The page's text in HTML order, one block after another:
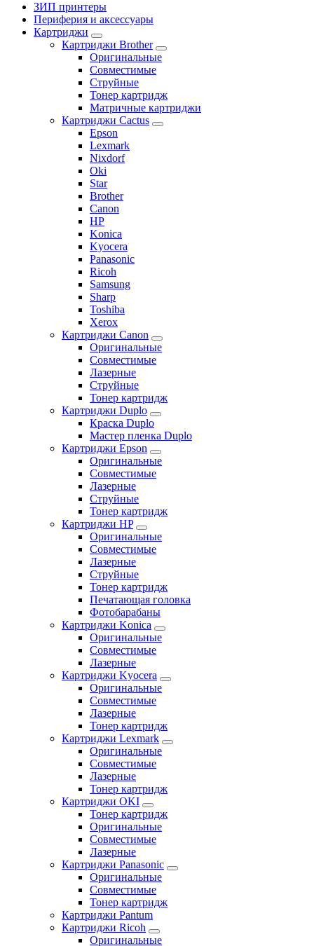
ЗИП принтеры
Периферия и аксессуары
Картриджи
Картриджи Brother
Оригинальные
Совместимые
Струйные
Тонер картридж
Матричные картриджи
Картриджи Cactus
Epson
Lexmark
Nixdorf
Oki
Star
Brother
Canon
HP
Konica
Kyocera
Panasonic
Ricoh
Samsung
Sharp
Toshiba
Xerox
Картриджи Canon
Оригинальные
Совместимые
Лазерные
Струйные
Тонер картридж
Картриджи Duplo
Краска Duplo
Мастер пленка Duplo
Картриджи Epson
Оригинальные
Совместимые
Лазерные
Струйные
Тонер картридж
Картриджи HP
Оригинальные
Совместимые
Лазерные
Струйные
Тонер картридж
Печатающая головка
Фотобарабаны
Картриджи Konica
Оригинальные
Совместимые
Лазерные
Картриджи Kyocera
Оригинальные
Совместимые
Лазерные
Тонер картридж
Картриджи Lexmark
Оригинальные
Совместимые
Лазерные
Тонер картридж
Картриджи OKI
Тонер картридж
Оригинальные
Совместимые
Лазерные
Картриджи Panasonic
Оригинальные
Совместимые
Тонер картридж
Картриджи Pantum
Картриджи Ricoh
Оригинальные